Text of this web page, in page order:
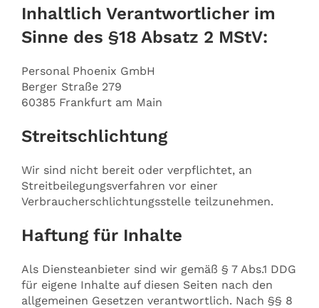
Inhaltlich Verantwortlicher im
Sinne des §18 Absatz 2 MStV:
Personal Phoenix GmbH
Berger Straße 279
60385 Frankfurt am Main
Streitschlichtung
Wir sind nicht bereit oder verpflichtet, an
Streitbeilegungsverfahren vor einer
Verbraucherschlichtungsstelle teilzunehmen.
Haftung für Inhalte
Als Diensteanbieter sind wir gemäß § 7 Abs.1 DDG
für eigene Inhalte auf diesen Seiten nach den
allgemeinen Gesetzen verantwortlich. Nach §§ 8